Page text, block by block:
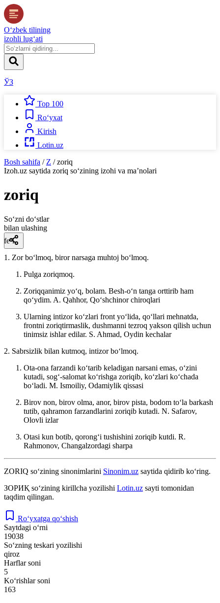
O‘zbek tilining
izohli lug‘ati
ЎЗ
Top 100
Ro‘yxat
Kirish
Lotin.uz
Bosh sahifa / Z / zoriq
Izoh.uz saytida zoriq so‘zining izohi va ma’nolari
zoriq
So‘zni do‘stlar
bilan ulashing
fe’l
1. Zor boʻlmoq, biror narsaga muhtoj boʻlmoq.
Pulga zoriqmoq.
Zoriqqanimiz yoʻq, bolam. Besh-oʻn tanga orttirib ham
qoʻydim. A. Qahhor, Qoʻshchinor chiroqlari
Ularning intizor koʻzlari front yoʻlida, qoʻllari mehnatda,
frontni zoriqtirmaslik, dushmanni tezroq yakson qilish uchun
tinimsiz ishlar edilar. S. Ahmad, Oydin kechalar
2. Sabrsizlik bilan kutmoq, intizor boʻlmoq.
Ota-ona farzandi koʻtarib keladigan narsani emas, oʻzini
kutadi, sogʻ-salomat koʻrishga zoriqib, koʻzlari koʻchada
boʻladi. M. Ismoiliy, Odamiylik qissasi
Birov non, birov olma, anor, birov pista, bodom toʻla barkash
tutib, qahramon farzandlarini zoriqib kutadi. N. Safarov,
Olovli izlar
Otasi kun botib, qorongʻi tushishini zoriqib kutdi. R.
Rahmonov, Changalzordagi sharpa
ZORIQ so‘zining sinonimlarini Sinonim.uz saytida qidirib ko‘ring.
ЗОРИҚ so‘zining kirillcha yozilishi Lotin.uz sayti tomonidan
taqdim qilingan.
Ro‘yxatga qo‘shish
Saytdagi o‘rni
19038
So‘zning teskari yozilishi
qiroz
Harflar soni
5
Ko‘rishlar soni
163